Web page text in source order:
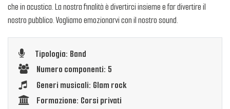
che in acustica. La nostra finalità è divertirci insieme e far divertire il
nostro pubblico. Vogliamo emozionarvi con il nostro sound.
Tipologia: Band
Numero componenti: 5
Generi musicali: Glam rock
Formazione: Corsi privati